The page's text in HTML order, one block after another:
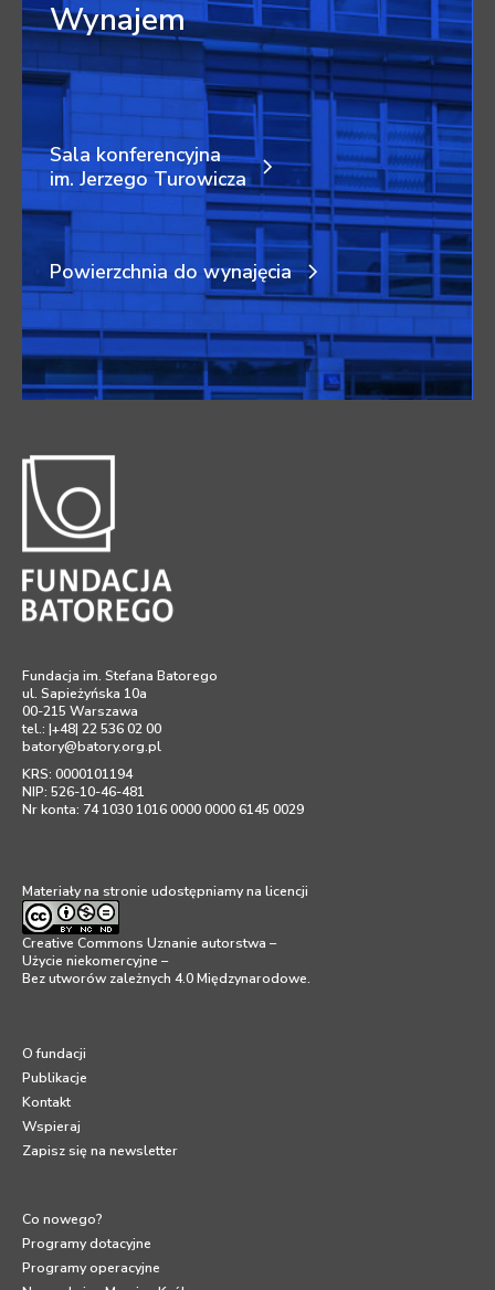
Fundacja im. Stefana Batorego
ul. Sapieżyńska 10a
00-215 Warszawa
tel.: |+48| 22 536 02 00
batory@batory.org.pl
KRS: 0000101194
NIP: 526-10-46-481
Nr konta: 74 1030 1016 0000 0000 6145 0029
Materiały na stronie udostępniamy na licencji
Creative Commons Uznanie autorstwa –
Użycie niekomercyjne –
Bez utworów zależnych 4.0 Międzynarodowe.
O fundacji
Publikacje
Kontakt
Wspieraj
Zapisz się na newsletter
Co nowego?
Programy dotacyjne
Programy operacyjne
Wynajem
Sala konferencyjna
im. Jerzego Turowicza
Powierzchnia do wynajęcia